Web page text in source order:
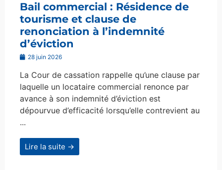
Bail commercial : Résidence de
tourisme et clause de
renonciation à l’indemnité
d’éviction
28 juin 2026
La Cour de cassation rappelle qu’une clause par
laquelle un locataire commercial renonce par
avance à son indemnité d’éviction est
dépourvue d’efficacité lorsqu’elle contrevient au
...
Lire la suite →